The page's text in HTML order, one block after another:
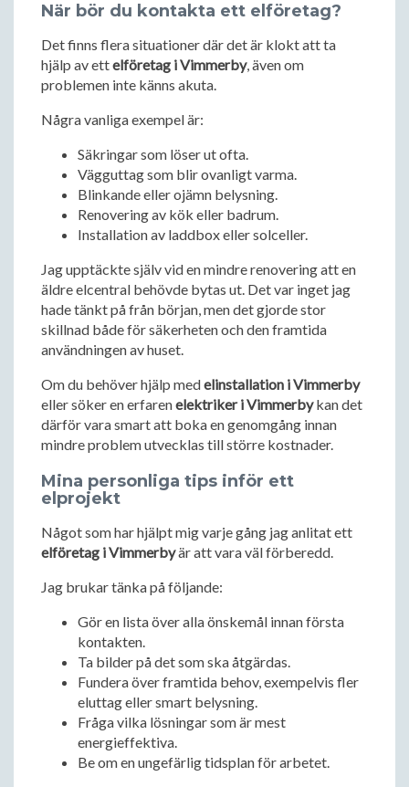
När bör du kontakta ett elföretag?
Det finns flera situationer där det är klokt att ta
hjälp av ettelföretag i Vimmerby, även om
problemen inte känns akuta.
Några vanliga exempel är:
Säkringar som löser ut ofta.
Vägguttag som blir ovanligt varma.
Blinkande eller ojämn belysning.
Renovering av kök eller badrum.
Installation av laddbox eller solceller.
Jag upptäckte själv vid en mindre renovering att en
äldre elcentral behövde bytas ut. Det var inget jag
hade tänkt på från början, men det gjorde stor
skillnad både för säkerheten och den framtida
användningen av huset.
Om du behöver hjälp medelinstallation i Vimmerby
eller söker en erfarenelektriker i Vimmerbykan det
därför vara smart att boka en genomgång innan
mindre problem utvecklas till större kostnader.
Mina personliga tips inför ett
elprojekt
Något som har hjälpt mig varje gång jag anlitat ett
elföretag i Vimmerbyär att vara väl förberedd.
Jag brukar tänka på följande:
Gör en lista över alla önskemål innan första
kontakten.
Ta bilder på det som ska åtgärdas.
Fundera över framtida behov, exempelvis fler
eluttag eller smart belysning.
Fråga vilka lösningar som är mest
energieffektiva.
Be om en ungefärlig tidsplan för arbetet.